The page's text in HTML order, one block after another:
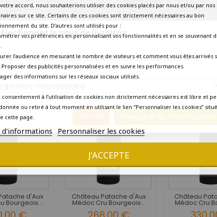
le pays de livraison
prix et les frais peuvent varier en fonction du pays/de la
de livraison.
Annuler Enregistrer les modifications
Livraison en 7 jours ouvrés
d'Aux
Bourgeois...
Château Patache d'Aux
Médoc Cru Bourgeois...
Château
Médoc Cru
accord, nous souhaiterions utiliser des cookies placés par nous et/ou par nos
sur ce site. Certains de ces cookies sont strictement nécessaires au bon
du site. D’autres sont utilisés pour :
vos préférences en personnalisant vos fonctionnalités et en se souvenant
l’audience en mesurant le nombre de visiteurs et comment vous êtes arrivés
Proposer des publicités personnalisées et en suivre les performances.
des informations sur les réseaux sociaux utilisés.
consentement à l’utilisation de cookies non strictement nécessaires est libre et
ou retiré à tout moment en utilisant le lien “Personnaliser les cookies”
cette page.
d'informations Personnaliser les cookies
J'ACCEPTE